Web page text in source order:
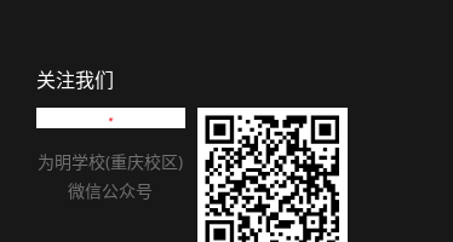
关注我们
为明学校(重庆校区)
微信公众号